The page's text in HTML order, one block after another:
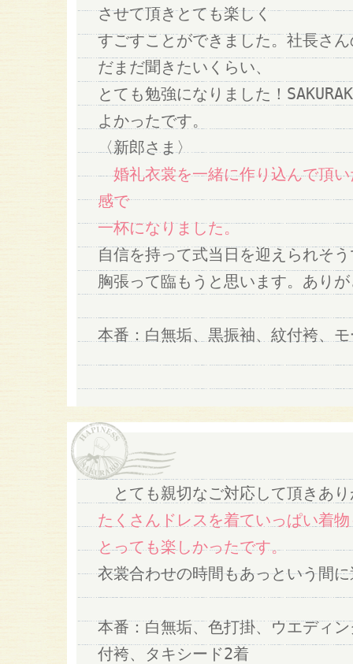
させて頂きとても楽しく
すごすことができました。社長さ
だまだ聞きたいくらい、
とても勉強になりました！
よかったです。
〈新郎さま〉
婚礼衣裳を一緒に作り込んで頂
感で
一杯になりました。
自信を持って式当日を迎えられそ
胸張って臨もうと思います。あり
本番：白無垢、黒振袖、紋付袴、
とても親切なご対応して頂きあ
たくさんドレスを着ていっぱい着
とっても楽しかったです。
衣裳合わせの時間もあっという間
本番：白無垢、色打掛、ウエディ
付袴、タキシード2着